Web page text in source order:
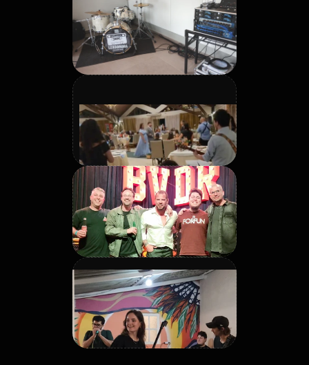
Legenda da foto: inserir
texto curto.
Legenda da foto: inserir
texto curto.
Legenda da foto: inserir
texto curto.